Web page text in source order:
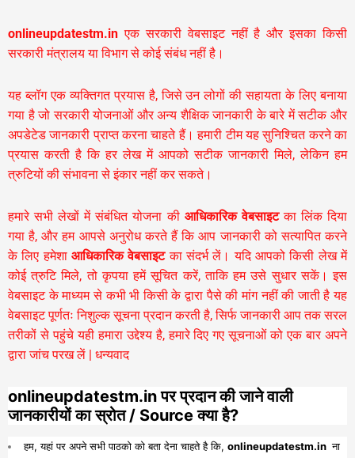
onlineupdatestm.in एक सरकारी वेबसाइट नहीं है और इसका किसी
सरकारी मंत्रालय या विभाग से कोई संबंध नहीं है।
यह ब्लॉग एक व्यक्तिगत प्रयास है, जिसे उन लोगों की सहायता के लिए बनाया
गया है जो सरकारी योजनाओं और अन्य शैक्षिक जानकारी के बारे में सटीक और
अपडेटेड जानकारी प्राप्त करना चाहते हैं। हमारी टीम यह सुनिश्चित करने का
प्रयास करती है कि हर लेख में आपको सटीक जानकारी मिले, लेकिन हम
त्रुटियों की संभावना से इंकार नहीं कर सकते।
हमारे सभी लेखों में संबंधित योजना की आधिकारिक वेबसाइटका लिंक दिया
गया है, और हम आपसे अनुरोध करते हैं कि आप जानकारी को सत्यापित करने
के लिए हमेशा आधिकारिक वेबसाइटका संदर्भ लें। यदि आपको किसी लेख में
कोई त्रुटि मिले, तो कृपया हमें सूचित करें, ताकि हम उसे सुधार सकें। इस
वेबसाइट के माध्यम से कभी भी किसी के द्वारा पैसे की मांग नहीं की जाती है यह
वेबसाइट पूर्णतः निशुल्क सूचना प्रदान करती है,सिर्फ जानकारी आप तक सरल
तरीकों से पहुंचे यही हमारा उद्देश्य है, हमारे दिए गए सूचनाओं को एक बार अपने
द्वारा जांच परख लें | धन्यवाद
onlineupdatestm.in पर प्रदान की जाने वाली
जानकारीयों का स्रोत / Source क्या है?
हम, यहां पर अपने सभी पाठको को बता देना चाहते है कि, onlineupdatestm.in ना